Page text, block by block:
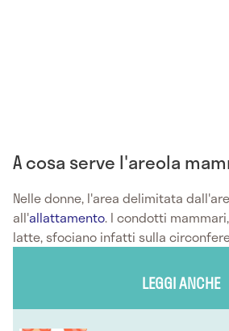
A cosa serve l'areola
Nelle donne, l'area delimitata
all'allattamento. I condotti
latte, sfociano infatti sulla
LEGGI ANCHE